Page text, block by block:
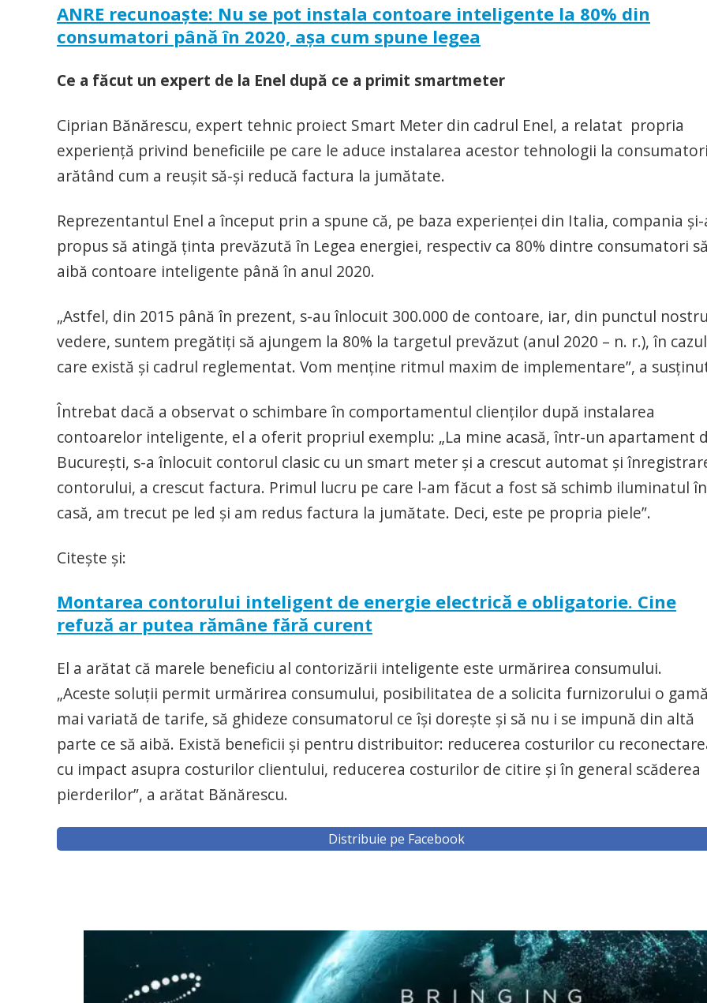
ANRE recunoaşte: Nu se pot instala contoare inteligente la 80% din
consumatori până în 2020, aşa cum spune legea
Ce a făcut un expert de la Enel după ce a primit smartmeter
Ciprian Bănărescu, expert tehnic proiect Smart Meter din cadrul Enel, a relatat propria
experienţă privind beneficiile pe care le aduce instalarea acestor tehnologii la
arătând cum a reuşit să-şi reducă factura la jumătate.
Reprezentantul Enel a început prin a spune că, pe baza experienţei din Italia, compania
propus să atingă ţinta prevăzută în Legea energiei, respectiv ca 80% dintre consumatori
aibă contoare inteligente până în anul 2020.
„Astfel, din 2015 până în prezent, s-au înlocuit 300.000 de contoare, iar, din punctul
vedere, suntem pregătiţi să ajungem la 80% la targetul prevăzut (anul 2020 – n. r.), în
care există şi cadrul reglementat. Vom menţine ritmul maxim de implementare”, a
Întrebat dacă a observat o schimbare în comportamentul clienţilor după instalarea
contoarelor inteligente, el a oferit propriul exemplu: „La mine acasă, într-un apartament
Bucureşti, s-a înlocuit contorul clasic cu un smart meter şi a crescut automat şi
contorului, a crescut factura. Primul lucru pe care l-am făcut a fost să schimb iluminatul în
casă, am trecut pe led şi am redus factura la jumătate. Deci, este pe propria piele”.
Citeşte şi:
Montarea contorului inteligent de energie electrică e obligatorie. Cine
refuză ar putea rămâne fără curent
El a arătat că marele beneficiu al contorizării inteligente este urmărirea consumului.
„Aceste soluţii permit urmărirea consumului, posibilitatea de a solicita furnizorului o
mai variată de tarife, să ghideze consumatorul ce îşi doreşte şi să nu i se impună din altă
parte ce să aibă. Există beneficii şi pentru distribuitor: reducerea costurilor cu
cu impact asupra costurilor clientului, reducerea costurilor de citire şi în general scăderea
pierderilor”, a arătat Bănărescu.
Distribuie pe Facebook